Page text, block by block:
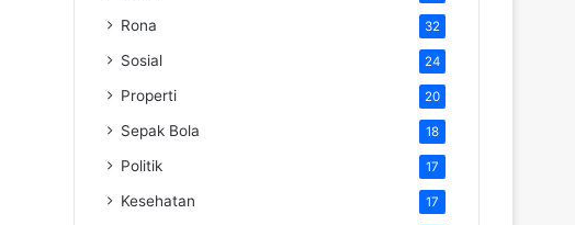
Rona 32
Sosial 24
Properti 20
Sepak Bola 18
Politik 17
Kesehatan 17